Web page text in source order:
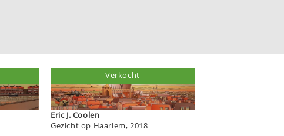
Eric J. Coolen
Gezicht op Haarlem, 2018
Verkocht